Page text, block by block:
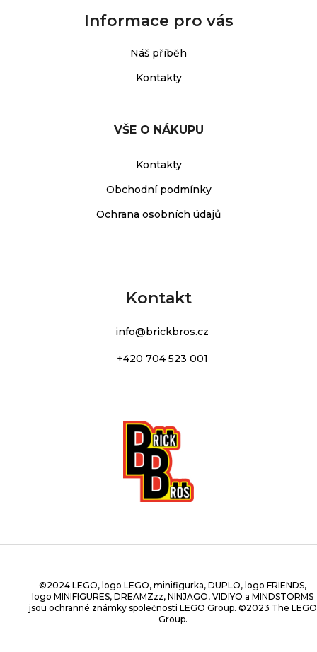
Informace pro vás
Náš příběh
Kontakty
VŠE O NÁKUPU
Kontakty
Obchodní podmínky
Ochrana osobních údajů
Kontakt
info@brickbros.cz
+420 704 523 001
©2024 LEGO, logo LEGO, minifigurka, DUPLO, logo FRIENDS,
logo MINIFIGURES, DREAMZzz, NINJAGO, VIDIYO a MINDSTORMS
jsou ochranné známky společnosti LEGO Group. ©2023 The LEGO
Group.